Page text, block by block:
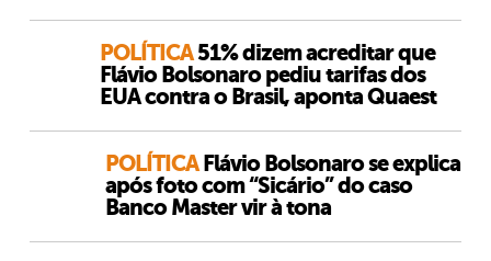
POLÍTICA51% dizem acreditar que
Flávio Bolsonaro pediu tarifas dos
EUA contra o Brasil, aponta Quaest
POLÍTICA Flávio Bolsonaro se explica
após foto com “Sicário” do caso
Banco Master vir à tona